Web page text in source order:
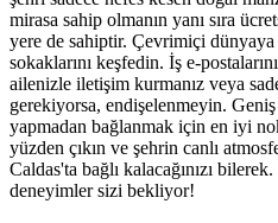
mirasa sahip olmanın yanı sıra
yere de sahiptir. Çevrimiçi dünyaya
sokaklarını keşfedin. İş e-
ailenizle iletişim kurmanız veya
gerekiyorsa, endişelenmeyin.
yapmadan bağlanmak için en iyi
yüzden çıkın ve şehrin canlı
Caldas'ta bağlı kalacağınızı
deneyimler sizi bekliyor!